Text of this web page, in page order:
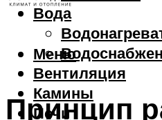
Вода
Вентиляция
Камины
Печи
Меню
Принцип